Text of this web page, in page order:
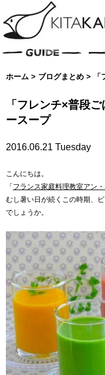
ホーム > ブログまとめ >
「フレンチ×普段
ースープ
2016.06.21 Tuesday
こんにちは。
「フランス家庭料理教室アン
むし暑い日が続くこの時期、
でしょうか。